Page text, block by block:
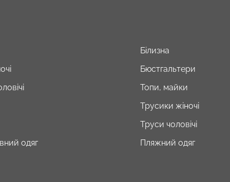
одяг
Білизна
Бюстгальтери
Топи, майки
Трусики жіночі
Труси чоловічі
Пляжний одяг